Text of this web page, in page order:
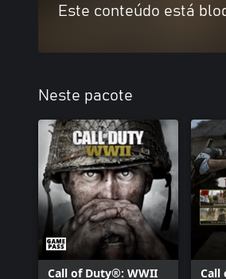
Este conteúdo está
Neste pacote
Call of Duty®: WWII
Call